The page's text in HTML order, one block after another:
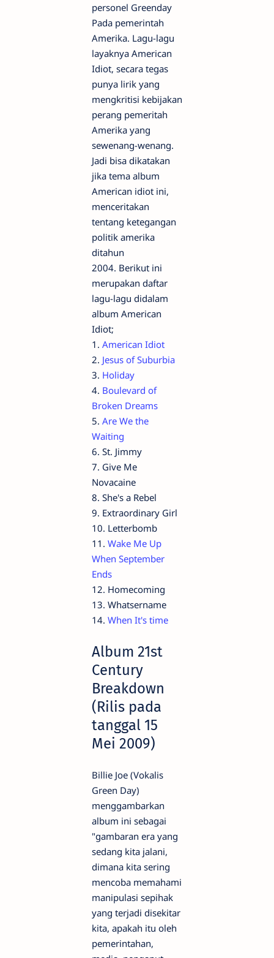
personel Greenday
Pada pemerintah
Amerika. Lagu-lagu
layaknya American
Idiot, secara tegas
punya lirik yang
mengkritisi kebijakan
perang pemeritah
Amerika yang
sewenang-wenang.
Jadi bisa dikatakan
jika tema album
American idiot ini,
menceritakan
tentang ketegangan
politik amerika
ditahun
2004. Berikut ini
merupakan daftar
lagu-lagu didalam
album American
Idiot;
1. American Idiot
2. Jesus of Suburbia
3. Holiday
4. Boulevard of
Broken Dreams
5. Are We the
Waiting
6. St. Jimmy
7. Give Me
Novacaine
8. She's a Rebel
9. Extraordinary Girl
10. Letterbomb
11. Wake Me Up
When September
Ends
12. Homecoming
13. Whatsername
14. When It's time
Album 21st
Century
Breakdown
(Rilis pada
tanggal 15
Mei 2009)
Billie Joe (Vokalis
Green Day)
menggambarkan
album ini sebagai
"gambaran era yang
sedang kita jalani,
dimana kita sering
mencoba memahami
manipulasi sepihak
yang terjadi disekitar
kita, apakah itu oleh
pemerintahan,